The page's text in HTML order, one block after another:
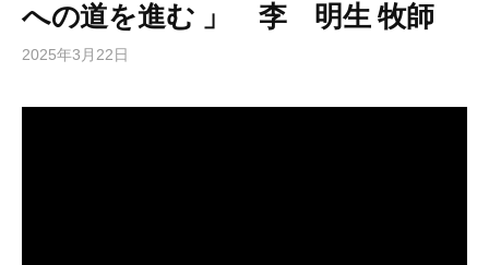
への道を進む 」 李 明生 牧師
2025年3月22日